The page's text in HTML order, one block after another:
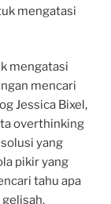
mengatasi
mengatasi
mencari
Jessica Bixel,
overthinking
yang
pikir yang
tahu apa